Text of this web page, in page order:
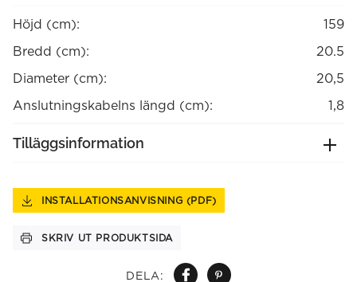
DELA:
Höjd (cm):
159
Bredd (cm):
20.5
Diameter (cm):
20,5
Anslutningskabelns längd (cm):
1,8
Tilläggsinformation
INSTALLATIONSANVISNING (PDF)
SKRIV UT PRODUKTSIDA